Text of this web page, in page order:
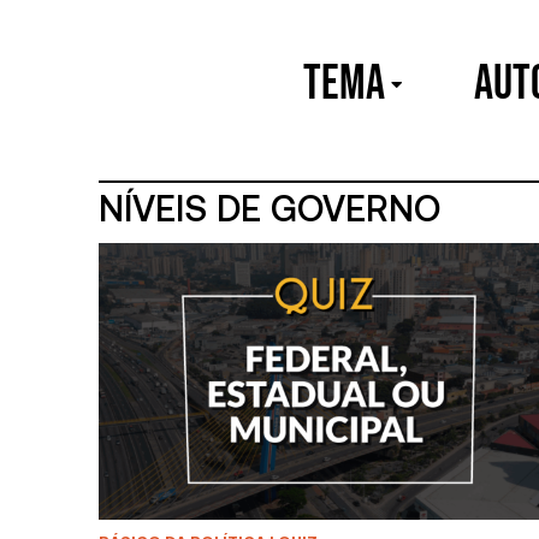
TEMA
NÍVEIS DE GOVERNO